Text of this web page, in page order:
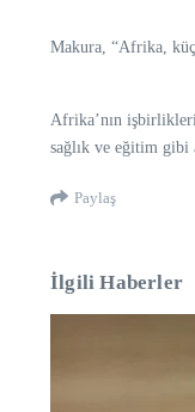
Makura, “Afrika,
Afrika’nın
sağlık ve eğitim gibi
Paylaş
İlgili Haberler